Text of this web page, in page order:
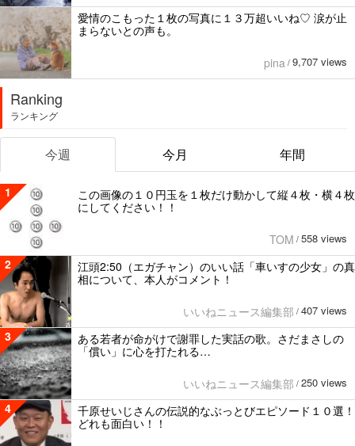
愛情のこもった１枚の写真に１３万超いいね♡ 涙が止
まらないとの声も。
pina / 9,707 views
Ranking
ランキング
今週 今月 年間
1
この画像の１０円玉を１枚だけ動かして縦４枚・横４枚
にしてください！！
TOM / 558 views
2
江頭2:50（エガチャン）のいい話「車いすの少女」の真
相について、本人がコメント！
いいねニュース編集部 / 407 views
3
ある若者が命がけで謝罪した実話の歌。さだまさしの
「償い」に心を打たれる…
いいねニュース編集部 / 250 views
4
千原せいじさんの伝説的なぶっとびエピソード１０選！
どれも面白い！！